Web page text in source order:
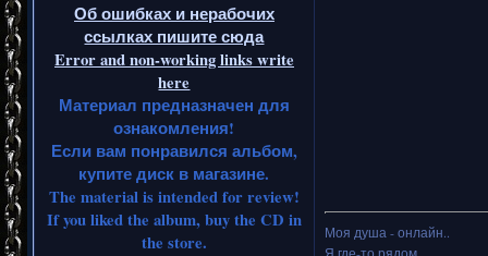
Об ошибках и нерабочих
ссылках пишите сюда
Error and non-working links write
here
Материал предназначен для
ознакомления!
Если вам понравился альбом,
купите диск в магазине.
The material is intended for review!
If you liked the album, buy the CD in
the store.
Моя душа - онлайн..